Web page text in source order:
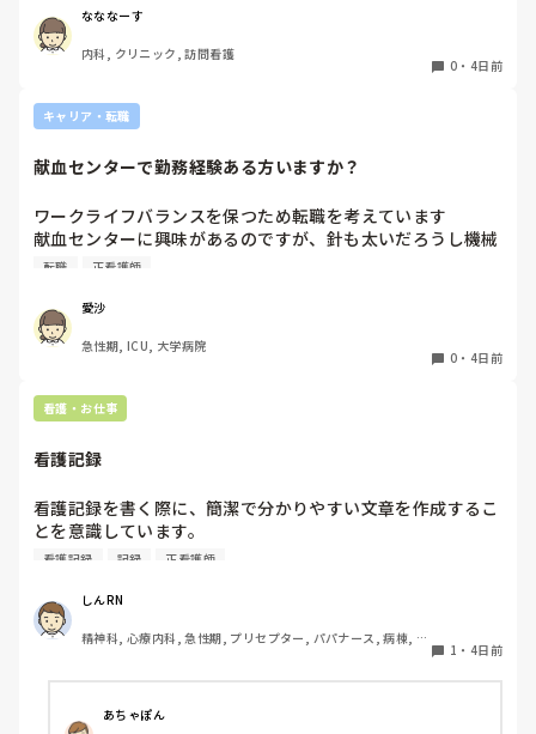
私はどちらかといえば、PNSは好きじゃありません。
でもPNSでやれというからには、もっと業務量に見合った、
新人を指導しながら業務ができるゆとりが欲しいです。
PNSもそうじゃないのも経験している方は、どちらの方が良
いと思いますか？
の田舎にまで患者を受け入れる予定と。
日頃から運転しているとは言っても、深夜帯や冬道で訪問に
行くのはかなり不安で親からも止められています。
はどのような方法を取られているんでしょうか？
なななーす
内科, クリニック, 訪問看護
0 ・ 4日前
キャリア・転職
献血センターで勤務経験ある方いますか？
ワークライフバランスを保つため転職を考えています
献血センターに興味があるのですが、針も太いだろうし機械
操作あるしイメージが湧きません
など教えていただきたいです！
転職 正看護師
愛沙
急性期, ICU, 大学病院
0 ・ 4日前
看護・お仕事
看護記録
看護記録を書く際に、簡潔で分かりやすい文章を作成するこ
とを意識しています。
しかし忙しい日は、必要な情報を漏れなく記録することとの
皆さんは看護記録を効率よく作成するために工夫しているこ
とはありますか。
看護記録 記録 正看護師
しんRN
精神科, 心療内科, 急性期, プリセプター, パパナース, 病棟, 老
1 ・ 4日前
あちゃぽん